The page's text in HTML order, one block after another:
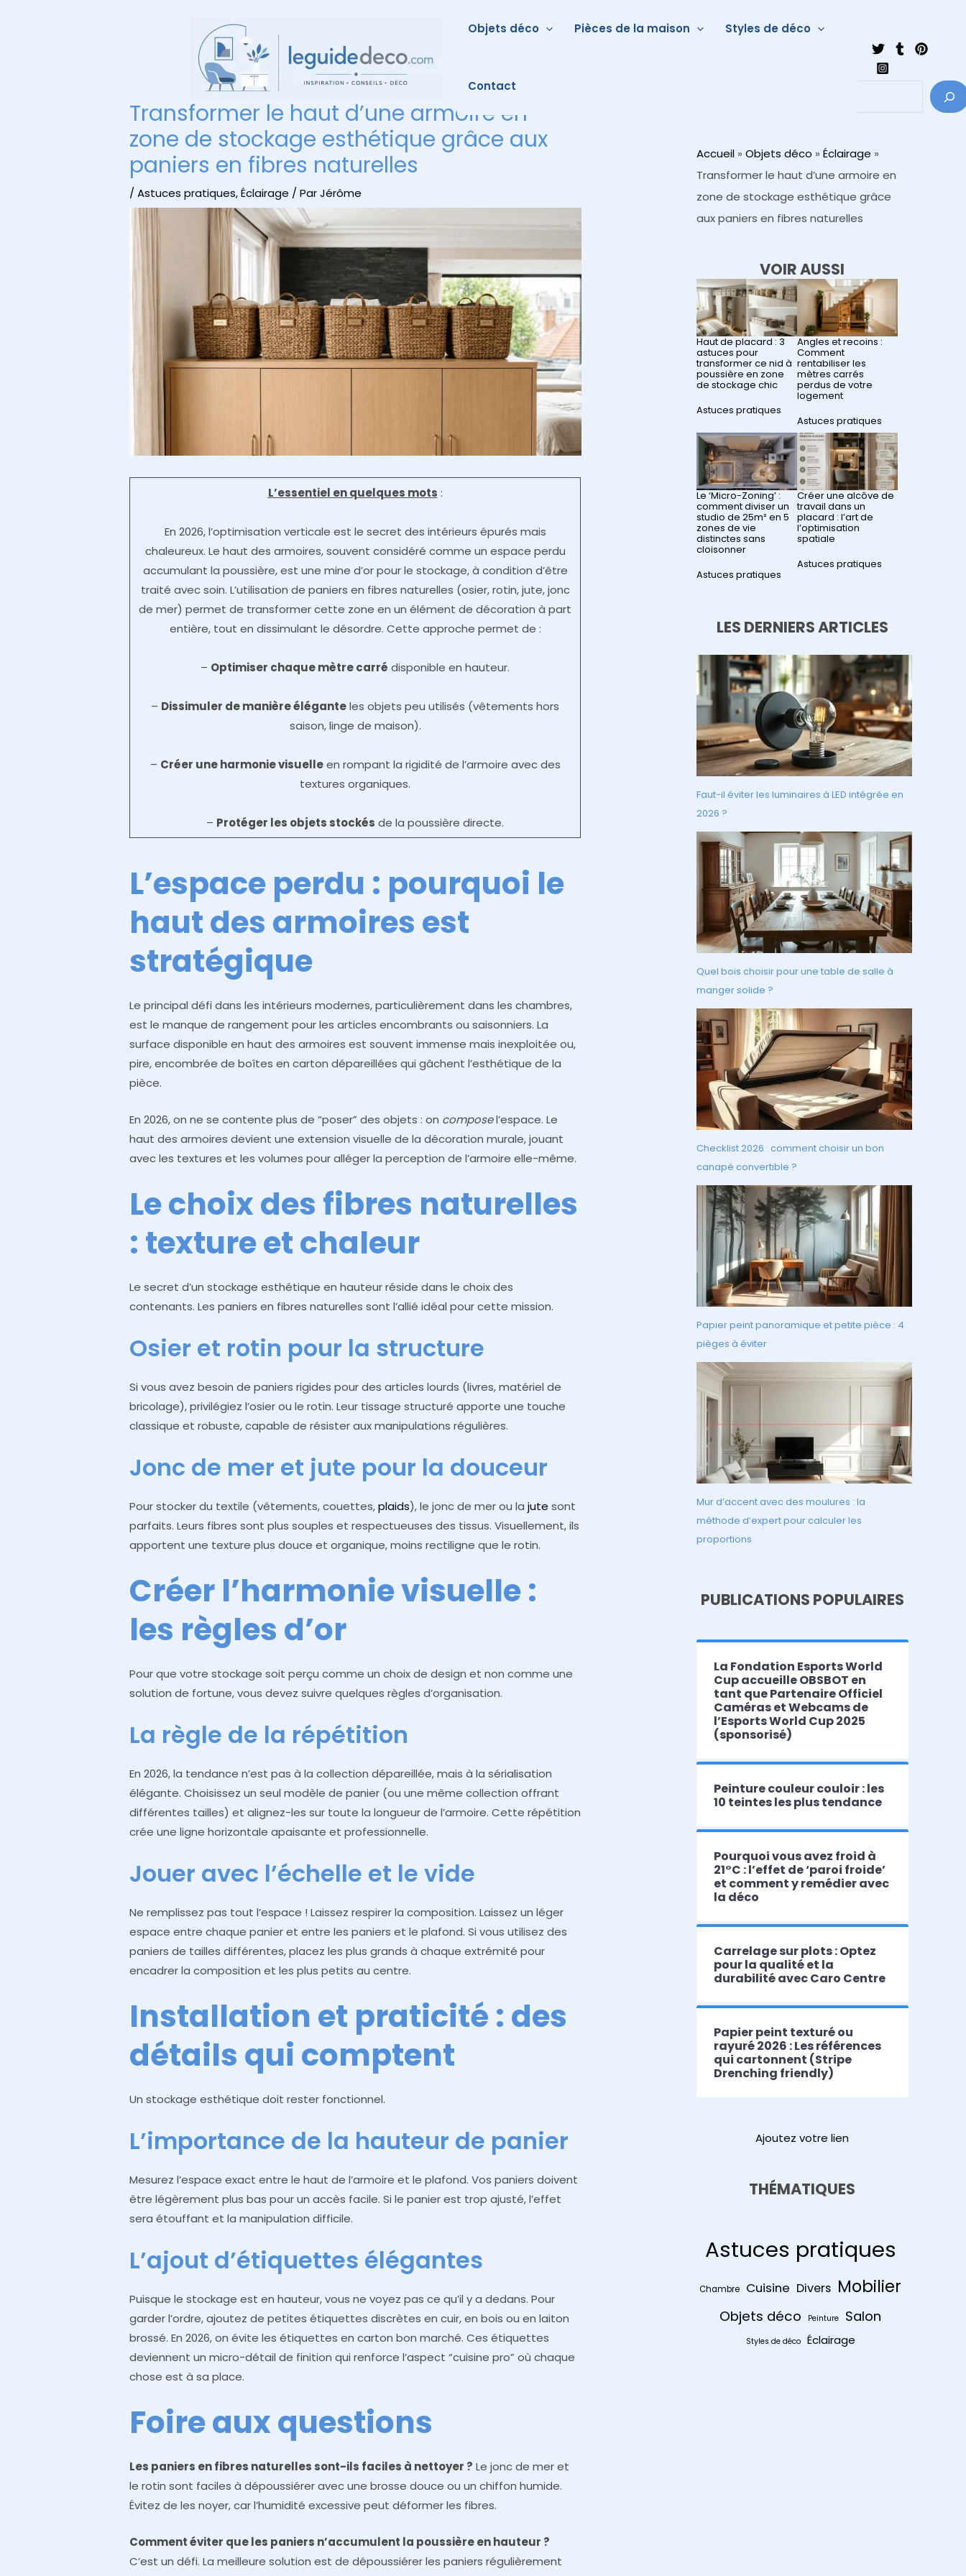
Objets déco Pièces de la maison Styles de déco
Contact
Transformer le haut d’une armoire en
zone de stockage esthétique grâce aux
paniers en fibres naturelles
/Astuces pratiques,Éclairage / ParJérôme
L’essentiel en quelques mots :
En 2026, l’optimisation verticale est le secret des intérieurs épurés mais
chaleureux. Le haut des armoires, souvent considéré comme un espace perdu
accumulant la poussière, est une mine d’or pour le stockage, à condition d’être
traité avec soin. L’utilisation de paniers en fibres naturelles (osier, rotin, jute, jonc
de mer) permet de transformer cette zone en un élément de décoration à part
entière, tout en dissimulant le désordre. Cette approche permet de :
– Optimiser chaque mètre carré disponible en hauteur.
– Dissimuler de manière éléganteles objets peu utilisés (vêtements hors
saison, linge de maison).
– Créer une harmonie visuelleen rompant la rigidité de l’armoire avec des
textures organiques.
– Protéger les objets stockés de la poussière directe.
L’espace perdu : pourquoi le
haut des armoires est
stratégique
Le principal défi dans les intérieurs modernes, particulièrement dans les chambres,
est le manque de rangement pour les articles encombrants ou saisonniers. La
surface disponible en haut des armoires est souvent immense mais inexploitée ou,
pire, encombrée de boîtes en carton dépareillées qui gâchent l’esthétique de la
pièce.
En 2026, on ne se contente plus de “poser” des objets : on composel’espace. Le
haut des armoires devient une extension visuelle de la décoration murale, jouant
avec les textures et les volumes pour alléger la perception de l’armoire elle-même.
Le choix des fibres naturelles
: texture et chaleur
Le secret d’un stockage esthétique en hauteur réside dans le choix des
contenants. Les paniers en fibres naturelles sont l’allié idéal pour cette mission.
Osier et rotin pour la structure
Si vous avez besoin de paniers rigides pour des articles lourds (livres, matériel de
bricolage), privilégiez l’osier ou le rotin. Leur tissage structuré apporte une touche
classique et robuste, capable de résister aux manipulations régulières.
Jonc de mer et jute pour la douceur
Pour stocker du textile (vêtements, couettes,plaids), le jonc de mer ou lajutesont
parfaits. Leurs fibres sont plus souples et respectueuses des tissus. Visuellement, ils
apportent une texture plus douce et organique, moins rectiligne que le rotin.
Créer l’harmonie visuelle :
les règles d’or
Pour que votre stockage soit perçu comme un choix de design et non comme une
solution de fortune, vous devez suivre quelques règles d’organisation.
La règle de la répétition
En 2026, la tendance n’est pas à la collection dépareillée, mais à la sérialisation
élégante. Choisissez un seul modèle de panier (ou une même collection offrant
différentes tailles) et alignez-les sur toute la longueur de l’armoire. Cette répétition
crée une ligne horizontale apaisante et professionnelle.
Jouer avec l’échelle et le vide
Ne remplissez pas tout l’espace ! Laissez respirer la composition. Laissez un léger
espace entre chaque panier et entre les paniers et le plafond. Si vous utilisez des
paniers de tailles différentes, placez les plus grands à chaque extrémité pour
encadrer la composition et les plus petits au centre.
Installation et praticité : des
détails qui comptent
Un stockage esthétique doit rester fonctionnel.
L’importance de la hauteur de panier
Mesurez l’espace exact entre le haut de l’armoire et le plafond. Vos paniers doivent
être légèrement plus bas pour un accès facile. Si le panier est trop ajusté, l’effet
sera étouffant et la manipulation difficile.
L’ajout d’étiquettes élégantes
Puisque le stockage est en hauteur, vous ne voyez pas ce qu’il y a dedans. Pour
garder l’ordre, ajoutez de petites étiquettes discrètes en cuir, en bois ou en laiton
brossé. En 2026, on évite les étiquettes en carton bon marché. Ces étiquettes
deviennent un micro-détail de finition qui renforce l’aspect “cuisine pro” où chaque
chose est à sa place.
Foire aux questions
Les paniers en fibres naturelles sont-ils faciles à nettoyer ? Le jonc de mer et
le rotin sont faciles à dépoussiérer avec une brosse douce ou un chiffon humide.
Évitez de les noyer, car l’humidité excessive peut déformer les fibres.
Comment éviter que les paniers n’accumulent la poussière en hauteur ?
C’est un défi. La meilleure solution est de dépoussiérer les paniers régulièrement
Accueil » Objets déco » Éclairage »
Transformer le haut d’une armoire en
zone de stockage esthétique grâce
aux paniers en fibres naturelles
VOIR AUSSI
Haut de placard : 3
astuces pour
transformer ce nid à
poussière en zone
de stockage chic
Par rapport à
Astuces pratiques
Angles et recoins :
Comment
rentabiliser les
mètres carrés
perdus de votre
logement
Par rapport à
Astuces pratiques
Le ‘Micro-Zoning’ :
comment diviser un
studio de 25m² en 5
zones de vie
distinctes sans
cloisonner
Par rapport à
Astuces pratiques
Créer une alcôve de
travail dans un
placard : l’art de
l’optimisation
spatiale
Par rapport à
Astuces pratiques
LES DERNIERS ARTICLES
Faut-il éviter les luminaires à LED intégrée en
2026 ?
Quel bois choisir pour une table de salle à
manger solide ?
Checklist 2026 : comment choisir un bon
canapé convertible ?
Papier peint panoramique et petite pièce : 4
pièges à éviter
Mur d’accent avec des moulures : la
méthode d’expert pour calculer les
proportions
PUBLICATIONS POPULAIRES
La Fondation Esports World
Cup accueille OBSBOT en
tant que Partenaire Officiel
Caméras et Webcams de
l’Esports World Cup 2025
(sponsorisé)
Peinture couleur couloir : les
10 teintes les plus tendance
Pourquoi vous avez froid à
21°C : l’effet de ‘paroi froide’
et comment y remédier avec
la déco
Carrelage sur plots : Optez
pour la qualité et la
durabilité avec Caro Centre
Papier peint texturé ou
rayuré 2026 : Les références
qui cartonnent (Stripe
Drenching friendly)
Ajoutez votre lien
THÉMATIQUES
Astuces pratiques
Chambre Cuisine Divers Mobilier
Objets déco Peinture Salon
Styles de déco Éclairage